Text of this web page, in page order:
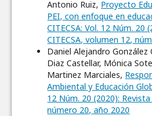
Antonio Ruiz, Proyecto
PEI, con enfoque en
CITECSA: Vol. 12 Núm. 20
CITECSA, volumen 12,
Daniel Alejandro
Diaz Castellar, Mónica
Martinez Marciales,
Ambiental y Educación
12 Núm. 20 (2020):
número 20, año 2020